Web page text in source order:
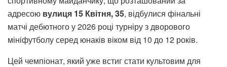
адресою вулиця 15 Квітня, 35, відбулися фінальні
матчі дебютного у 2026 році турніру з дворового
мініфутболу серед юнаків віком від 10 до 12 років.
Цей чемпіонат, який уже встиг стати культовим для